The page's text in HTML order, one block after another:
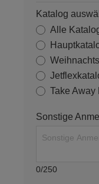
Katalog
Alle
Take Away
Sonstige
0/250